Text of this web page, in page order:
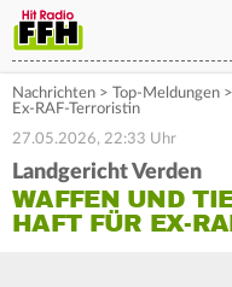
Nachrichten > Top-Meldungen >
Ex-RAF-Terroristin
27.05.2026, 22:33 Uhr
Landgericht Verden
WAFFEN UND
HAFT FÜR EX-